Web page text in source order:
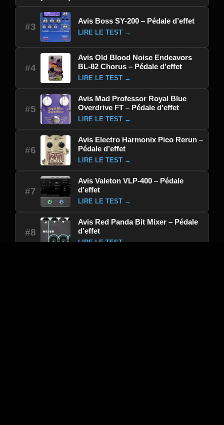
#3
Avis Boss SY-200 – Pédale d’effet
LIRE LE TEST →
#4
Avis Old Blood Noise Endeavors
BL-82 Chorus – Pédale d’effet
LIRE LE TEST →
#5
Avis Mad Professor Royal Blue
Overdrive FT – Pédale d’effet
LIRE LE TEST →
#6
Avis Electro Harmonix Pico Rerun –
Pédale d’effet
LIRE LE TEST →
#7
Avis Valeton VLP-400 – Pédale
d’effet
LIRE LE TEST →
#8
Avis Red Panda Bit Mixer – Pédale
d’effet
LIRE LE TEST →